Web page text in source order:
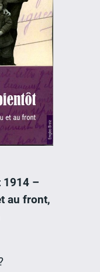
1914 –
au front,